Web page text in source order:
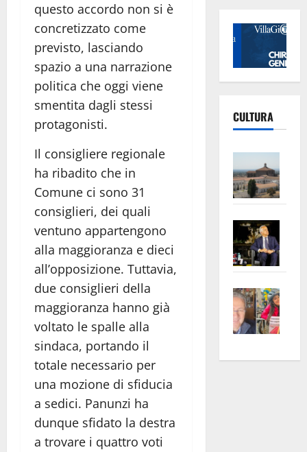
questo accordo non si è
concretizzato come
previsto, lasciando
spazio a una narrazione
politica che oggi viene
smentita dagli stessi
protagonisti.
Il consigliere regionale
ha ribadito che in
Comune ci sono 31
consiglieri, dei quali
ventuno appartengono
alla maggioranza e dieci
all’opposizione. Tuttavia,
due consiglieri della
maggioranza hanno già
voltato le spalle alla
sindaca, portando il
totale necessario per
una mozione di sfiducia
a sedici. Panunzi ha
dunque sfidato la destra
a trovare i quattro voti
CULTURA
euro
apre